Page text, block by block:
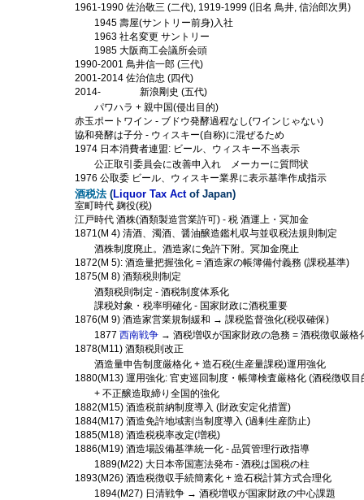
1961-1990 佐治敬三 (二代), 1919-1999 (旧名 鳥井, 信治郎次男)
1945 壽屋(サントリー前身)入社
1963 社名変更 サントリー
1985 大阪商工会議所会頭
1990-2001 鳥井信一郎 (三代)
2001-2014 佐治信忠 (四代)
2014- 新浪剛史 (五代)
パワハラ + 親中国(侵出目的)
赤玉ポートワイン - ブドウ発酵過程なし(ワインじゃない)
協和発酵は子分 - ウィスキー(自称)に混ぜるため
1974 日本消費者連盟: ビール、ウィスキー不当表示
公正取引委員会に改善申入れ メーカーに質問状
1976 公取委 ビール、ウィスキー業界に表示基準作成指示
酒税法(Liquor Tax Actof Japan)
室町時代 麹役(税)
江戸時代 酒株(酒類製造営業許可) - 税 酒運上・冥加金
1871(M 4) 清酒、濁酒、醤油醸造鑑札収与並収税法規則制定
酒株制度廃止。酒造家に免許下附。冥加金廃止
1872(M 5): 酒造量把握強化 = 酒造家の帳簿備付義務 (課税基準)
1875(M 8) 酒類税則制定
酒類税則制定 - 酒税制度体系化
課税対象・税率明確化 - 国家財政に酒税重要
1876(M 9) 酒造家営業規制緩和 → 課税監督強化(税収確保)
1877 西南戦争 → 酒税増収が国家財政の急務 = 酒税徴収厳格
1878(M11) 酒類税則改正
酒造量申告制度厳格化 + 造石税(生産量課税)運用強化
1880(M13) 運用強化: 官吏巡回制度・帳簿検査厳格化 (酒税徴収目
+ 不正醸造取締り全国的強化
1882(M15) 酒造税前納制度導入 (財政安定化措置)
1884(M17) 酒造免許地域割当制度導入 (過剰生産防止)
1885(M18) 酒造税税率改定(増税)
1886(M19) 酒造場設備基準統一化 - 品質管理行政指導
1889(M22) 大日本帝国憲法発布 - 酒税は国税の柱
1893(M26) 酒造税徴収手続簡素化 + 造石税計算方式合理化
1894(M27) 日清戦争 → 酒税増収が国家財政の中心課題